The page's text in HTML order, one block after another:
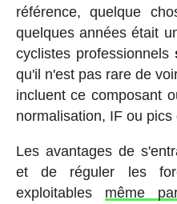
référence, quelque
quelques années était
cyclistes professionnels
qu'il n'est pas rare de
incluent ce composant
normalisation, IF ou pics
Les avantages de
et de réguler les
exploitables même